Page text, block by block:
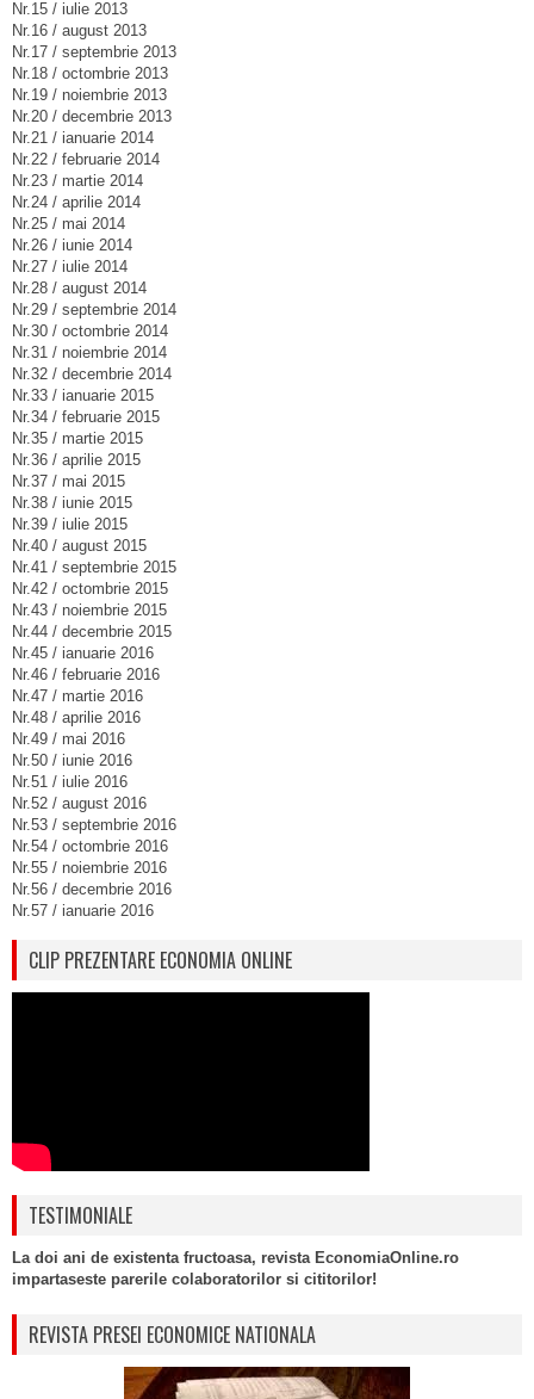
Nr.15 / iulie 2013
Nr.16 / august 2013
Nr.17 / septembrie 2013
Nr.18 / octombrie 2013
Nr.19 / noiembrie 2013
Nr.20 / decembrie 2013
Nr.21 / ianuarie 2014
Nr.22 / februarie 2014
Nr.23 / martie 2014
Nr.24 / aprilie 2014
Nr.25 / mai 2014
Nr.26 / iunie 2014
Nr.27 / iulie 2014
Nr.28 / august 2014
Nr.29 / septembrie 2014
Nr.30 / octombrie 2014
Nr.31 / noiembrie 2014
Nr.32 / decembrie 2014
Nr.33 / ianuarie 2015
Nr.34 / februarie 2015
Nr.35 / martie 2015
Nr.36 / aprilie 2015
Nr.37 / mai 2015
Nr.38 / iunie 2015
Nr.39 / iulie 2015
Nr.40 / august 2015
Nr.41 / septembrie 2015
Nr.42 / octombrie 2015
Nr.43 / noiembrie 2015
Nr.44 / decembrie 2015
Nr.45 / ianuarie 2016
Nr.46 / februarie 2016
Nr.47 / martie 2016
Nr.48 / aprilie 2016
Nr.49 / mai 2016
Nr.50 / iunie 2016
Nr.51 / iulie 2016
Nr.52 / august 2016
Nr.53 / septembrie 2016
Nr.54 / octombrie 2016
Nr.55 / noiembrie 2016
Nr.56 / decembrie 2016
Nr.57 / ianuarie 2016
CLIP PREZENTARE ECONOMIA ONLINE
TESTIMONIALE
La doi ani de existenta fructoasa, revista EconomiaOnline.ro
impartaseste parerile colaboratorilor si cititorilor!
REVISTA PRESEI ECONOMICE NATIONALA